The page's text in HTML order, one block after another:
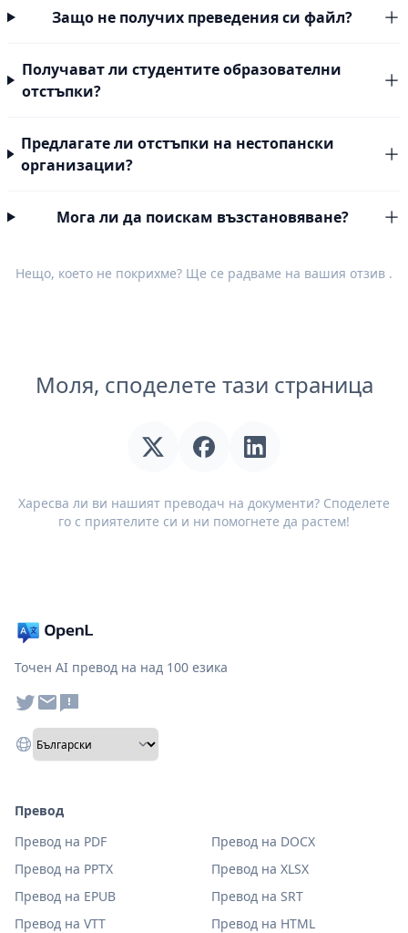
Защо не получих преведения си файл?
Получават ли студентите образователни
отстъпки?
Предлагате ли отстъпки на нестопански
организации?
Мога ли да поискам възстановяване?
Нещо, което не покрихме? Ще се радваме на вашия отзив .
Моля, споделете тази страница
Харесва ли ви нашият преводач на документи? Споделете
го с приятелите си и ни помогнете да растем!
Точен AI превод на над 100 езика
Превод
Превод на PDF
Превод на DOCX
Превод на PPTX
Превод на XLSX
Превод на EPUB
Превод на SRT
Превод на VTT
Превод на HTML